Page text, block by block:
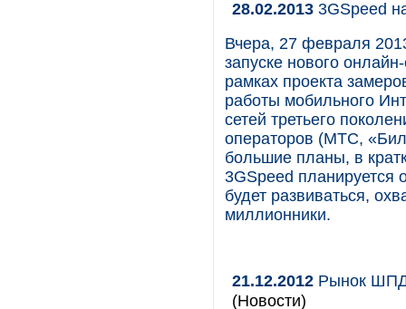
28.02.2013 3GSpeed
Вчера, 27 февраля
запуске нового
рамках проекта
работы мобильного
сетей третьего
операторов (МТС,
большие планы, в
3GSpeed планируется
будет развиваться,
миллионники.
21.12.2012 Рынок ШПД
(Новости)